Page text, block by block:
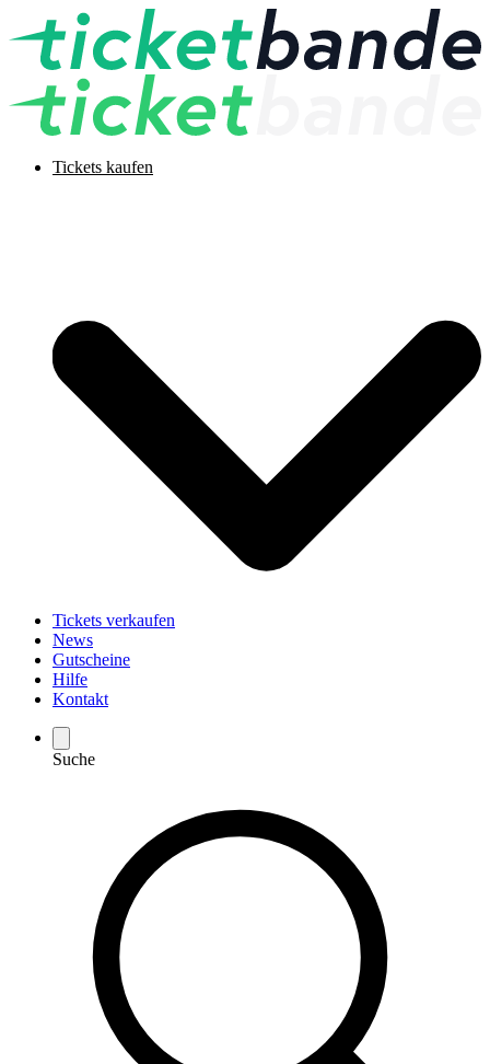
Tickets kaufen
Tickets verkaufen
News
Gutscheine
Hilfe
Kontakt
Suche